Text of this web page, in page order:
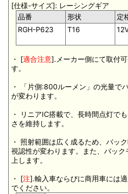
[仕様-サイズ]: レーシングギア
品番
形状 定
RGH-P623
T16
・ [適合注意].メーカー側にて取付
す。
・ 「片側:800ルーメン」の光量で
が変わります。
・ リニアIC搭載で、長時間点灯で
さを維持します。
・ 照射範囲は広く成るため、バッ
視認性が変わります。また、バッ
上します。
・ [注].輸入車ならびに商用車には
でください。